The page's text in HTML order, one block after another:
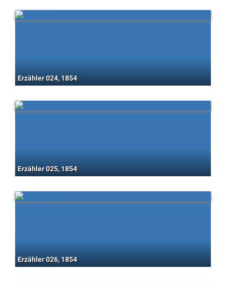
Erzähler 024, 1854
Erzähler 025, 1854
Erzähler 026, 1854